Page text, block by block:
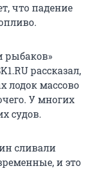
что падение
рыбаков»
рассказал,
лодок массово
У многих
судов.
сливали
и это